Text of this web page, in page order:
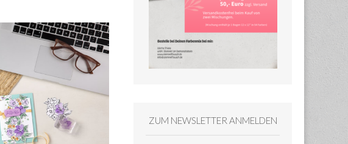
ZUM NEWSLETTER ANMELDEN